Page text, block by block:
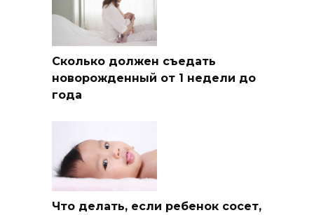
Сколько должен съедать
новорожденный от 1 недели до
года
Что делать, если ребенок сосет,